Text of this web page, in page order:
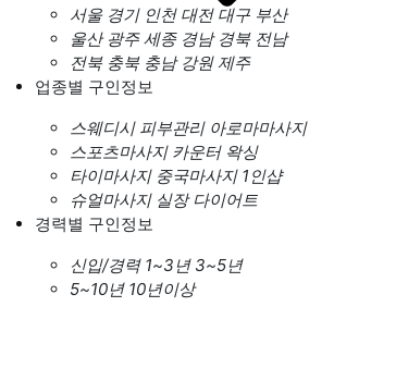
서울 경기 인천 대전 대구 부산
울산 광주 세종 경남 경북 전남
전북 충북 충남 강원 제주
업종별 구인정보
스웨디시 피부관리 아로마마사지
스포츠마사지 카운터 왁싱
타이마사지 중국마사지 1인샵
슈얼마사지 실장 다이어트
경력별 구인정보
신입/경력 1~3년 3~5년
5~10년 10년이상